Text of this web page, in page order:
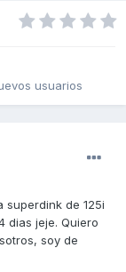
usuarios
superdink de 125i
dias jeje. Quiero
soy de